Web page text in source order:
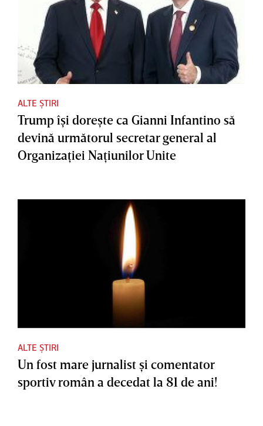
ALTE ȘTIRI
Trump îşi doreşte ca Gianni Infantino să
devină următorul secretar general al
Organizaţiei Naţiunilor Unite
ALTE ȘTIRI
Un fost mare jurnalist şi comentator
sportiv român a decedat la 81 de ani!